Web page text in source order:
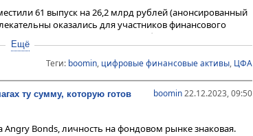
Инвестиционного Банка «Синара»
на рынке. «Я не вижу счастливых лиц ни у
по фиксированным ставкам в начале года). Будет
активы уходящих иностранных инвесторов,
смелые», – посетовал он. По словам
возросшие ставки невозможно переложить в цены
строительством, в концессионных
61 выпуск на 26,2 млрд рублей (анонсированный
оказались для участников финансового
(18 выпусков на 2,7 млрд рублей),
на 5,5 млрд рублей) и лизингодателей (10 выпусков
на рынок ЦФА с займами от 100 до 500 млн рублей
тыс. рублей, как
Ещё
Теги: boomin, цифровые финансовые активы, ЦФА
boomin22.12.2023, 09:50
ту сумму, которую готов
Bonds, личность на фондовом рынке знаковая.